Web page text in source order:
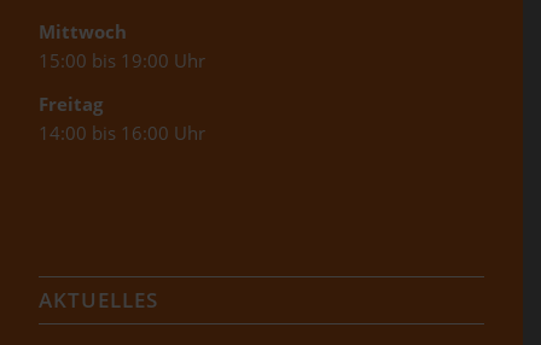
Mittwoch
15:00 bis 19:00 Uhr
Freitag
14:00 bis 16:00 Uhr
AKTUELLES